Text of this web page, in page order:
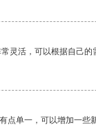
灵活，可以根据自己的
点单一，可以增加一些